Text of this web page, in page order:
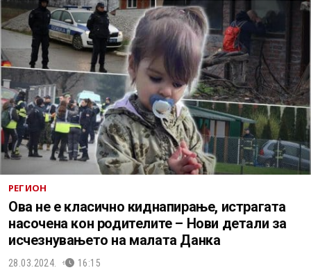
РЕГИОН
Ова не е класично киднапирање, истрагата
насочена кон родителите – Нови детали за
исчезнувањето на малата Данка
28.03.2024. 16:15